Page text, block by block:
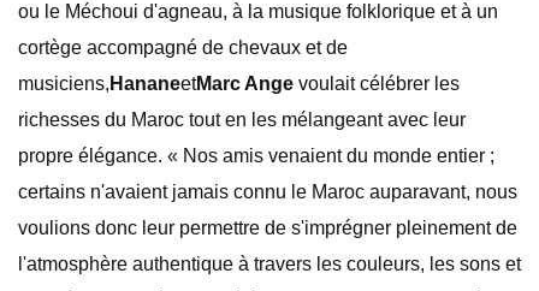
ou le Méchoui d'agneau, à la musique folklorique et à un
cortège accompagné de chevaux et de
musiciens, HananeetMarc Ange voulait célébrer les
richesses du Maroc tout en les mélangeant avec leur
propre élégance. « Nos amis venaient du monde entier ;
certains n'avaient jamais connu le Maroc auparavant, nous
voulions donc leur permettre de s'imprégner pleinement de
l'atmosphère authentique à travers les couleurs, les sons et